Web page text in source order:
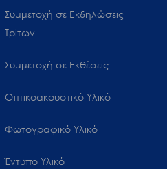
Συμμετοχή σε Εκδηλώσεις
Τρίτων
Συμμετοχή σε Εκθέσεις
Οπτικοακουστικό Υλικό
Φωτογραφικό Υλικό
Έντυπο Υλικό